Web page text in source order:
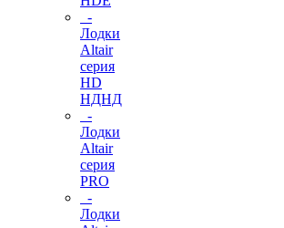
-
Лодки
Altair
серия
HD
НДНД
-
Лодки
Altair
серия
PRO
-
Лодки